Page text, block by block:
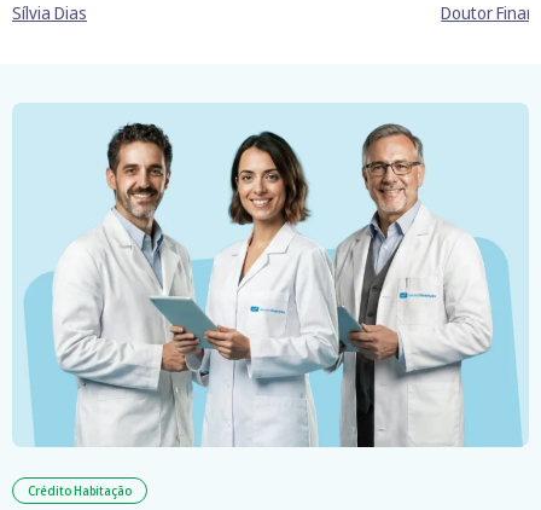
Sílvia Dias Doutor
Crédito Habitação